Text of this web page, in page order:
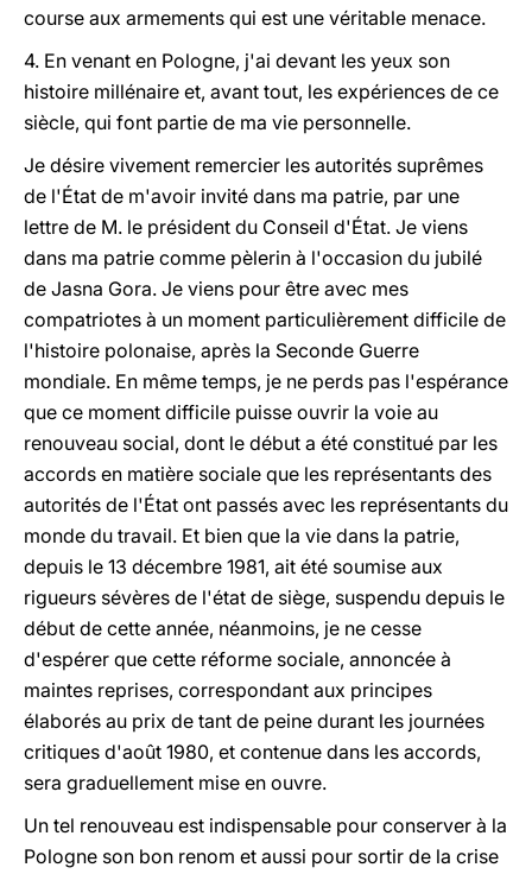
course aux armements qui est une véritable menace.
4. En venant en Pologne, j'ai devant les yeux son
histoire millénaire et, avant tout, les expériences de ce
siècle, qui font partie de ma vie personnelle.
Je désire vivement remercier les autorités suprêmes
de l'État de m'avoir invité dans ma patrie, par une
lettre de M. le président du Conseil d'État. Je viens
dans ma patrie comme pèlerin à l'occasion du jubilé
de Jasna Gora. Je viens pour être avec mes
compatriotes à un moment particulièrement difficile de
l'histoire polonaise, après la Seconde Guerre
mondiale. En même temps, je ne perds pas l'espérance
que ce moment difficile puisse ouvrir la voie au
renouveau social, dont le début a été constitué par les
accords en matière sociale que les représentants des
autorités de l'État ont passés avec les représentants du
monde du travail. Et bien que la vie dans la patrie,
depuis le 13 décembre 1981, ait été soumise aux
rigueurs sévères de l'état de siège, suspendu depuis le
début de cette année, néanmoins, je ne cesse
d'espérer que cette réforme sociale, annoncée à
maintes reprises, correspondant aux principes
élaborés au prix de tant de peine durant les journées
critiques d'août 1980, et contenue dans les accords,
sera graduellement mise en ouvre.
Un tel renouveau est indispensable pour conserver à la
Pologne son bon renom et aussi pour sortir de la crise